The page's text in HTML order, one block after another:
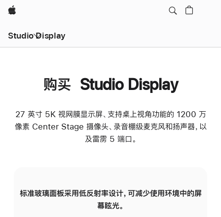
Apple
Studio Display
购买 Studio Display
27 英寸 5K 视网膜显示屏、支持桌上视角功能的 1200 万
像素 Center Stage 摄像头、录音棚级麦克风和扬声器，以
及雷雳 5 端口。
标准玻璃面板采用低反射率设计，可减少使用环境中的屏
幕眩光。